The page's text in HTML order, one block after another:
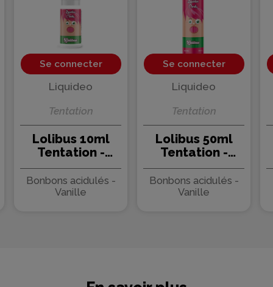
Se connecter
Liquideo
Tentation
Lolibus 10ml
Tentation -
Liquideo (15
pièces)
Bonbons acidulés -
Vanille
Se connecter
Liquideo
Tentation
Lolibus 50ml
Tentation -
Liquideo
Bonbons acidulés -
Vanille